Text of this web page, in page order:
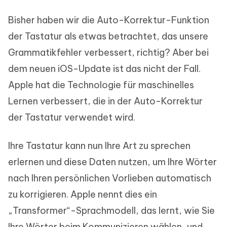
Bisher haben wir die Auto-Korrektur-Funktion
der Tastatur als etwas betrachtet, das unsere
Grammatikfehler verbessert, richtig? Aber bei
dem neuen iOS-Update ist das nicht der Fall.
Apple hat die Technologie für maschinelles
Lernen verbessert, die in der Auto-Korrektur
der Tastatur verwendet wird.
Ihre Tastatur kann nun Ihre Art zu sprechen
erlernen und diese Daten nutzen, um Ihre Wörter
nach Ihren persönlichen Vorlieben automatisch
zu korrigieren. Apple nennt dies ein
„Transformer“-Sprachmodell, das lernt, wie Sie